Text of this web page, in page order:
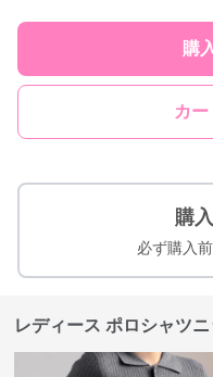
購
カ
購
必ず購入
レディース ポロシャツ